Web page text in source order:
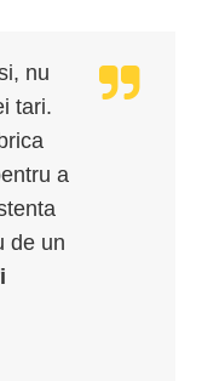
nu
tari.
a
de un